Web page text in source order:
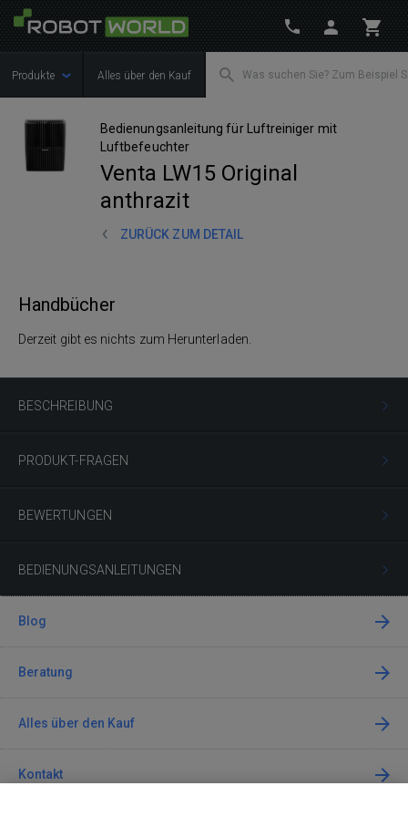
Produkte Alles über den Kauf
Bedienungsanleitung für Luftreiniger mit
Luftbefeuchter
Venta LW15 Original
anthrazit
ZURÜCK ZUM DETAIL
BESCHREIBUNG
PRODUKT-FRAGEN
BEWERTUNGEN
BEDIENUNGSANLEITUNGEN
Handbücher
Derzeit gibt es nichts zum Herunterladen.
Blog
Beratung
Alles über den Kauf
Kontakt